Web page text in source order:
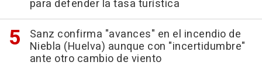
para defender la tasa turística
Sanz confirma "avances" en el incendio de
Niebla (Huelva) aunque con "incertidumbre"
ante otro cambio de viento